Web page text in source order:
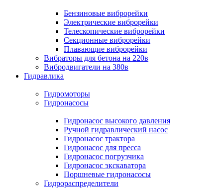
Бензиновые виброрейки
Электрические виброрейки
Телескопические виброрейки
Секционные виброрейки
Плавающие виброрейки
Вибраторы для бетона на 220в
Вибродвигатели на 380в
Гидравлика
Гидромоторы
Гидронасосы
Гидронасос высокого давления
Ручной гидравлический насос
Гидронасос трактора
Гидронасос для пресса
Гидронасос погрузчика
Гидронасос экскаватора
Поршневые гидронасосы
Гидрораспределители